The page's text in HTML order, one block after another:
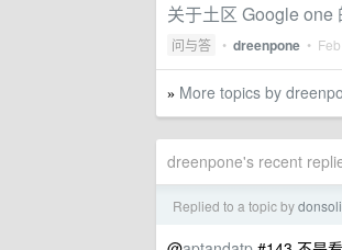
关于土区 Google one
问与答 • dreenpone •
» More topics by
dreenpone's recent
Replied to a topic by